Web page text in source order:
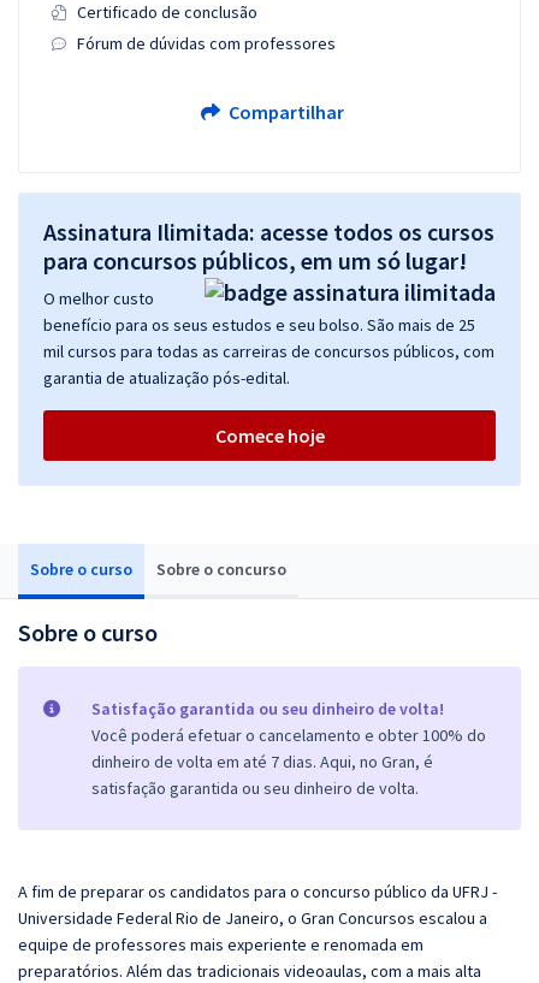
Sobre o curso Sobre o concurso
Sobre o curso
Satisfação garantida ou seu dinheiro de volta!
Você poderá efetuar o cancelamento e obter 100% do
dinheiro de volta em até 7 dias. Aqui, no Gran, é
satisfação garantida ou seu dinheiro de volta.
A fim de preparar os candidatos para o concurso público da UFRJ -
Universidade Federal Rio de Janeiro, o Gran Concursos escalou a
equipe de professores mais experiente e renomada em
preparatórios. Além das tradicionais videoaulas, com a mais alta
Certificado de conclusão
Fórum de dúvidas com professores
Compartilhar
Assinatura Ilimitada: acesse todos os cursos
para concursos públicos, em um só lugar!
O melhor custo
benefício para os seus estudos e seu bolso. São mais de 25
mil cursos para todas as carreiras de concursos públicos, com
garantia de atualização pós-edital.
Comece hoje